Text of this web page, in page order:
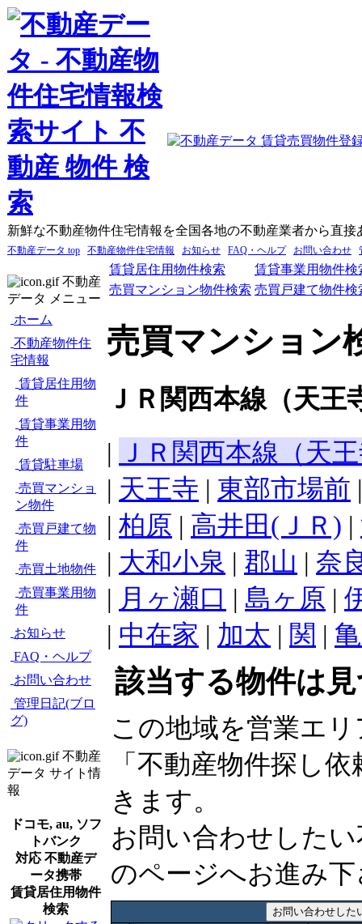
新鮮な不動産物件住宅情報を全国各地の不動産業者から直接
不動産データ top 不動産物件住宅情報 お知らせ FAQ・ヘルプ お問い合わせ
不動産
データ メニュー
ホーム
不動産物件住
宅情報
賃貸居住用物
件
賃貸事業用物
件
賃貸駐車場
売買マンショ
ン物件
売買戸建て物
件
売買土地物件
売買事業用物
件
お知らせ
FAQ・ヘルプ
お問い合わせ
管理日記(ブロ
グ)
不動産
データ サイト情
報
ドコモ, au, ソフ
トバンク
対応 不動産デ
ータ携帯
賃貸居住用物件
検索
賃貸居住用物件検索
賃貸事業用物件検
売買マンション物件検索 売買戸建て物件検
売買マンション
ＪＲ関西本線（天
| ＪＲ関西本線（天
| 天王寺 | 東部市場前
| 柏原 | 高井田(ＪＲ) |
| 大和小泉 | 郡山 | 奈
| 月ヶ瀬口 | 島ヶ原 |
| 中在家 | 加太 | 関 |
該当する物件は
この地域を営業エ
「不動産物件探し
きます。
お問い合わせした
のページへお進み